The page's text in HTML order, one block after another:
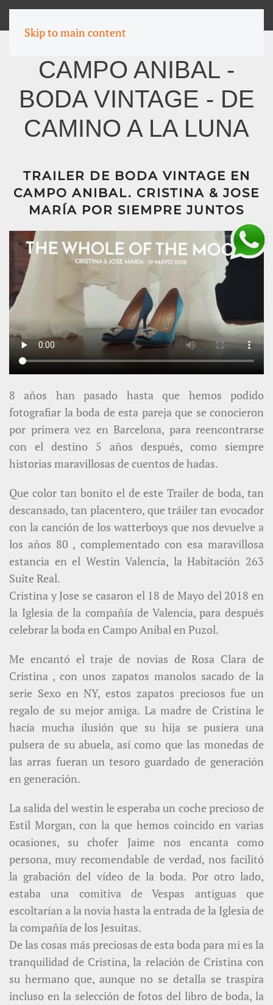
Skip to main content
CAMPO ANIBAL -
BODA VINTAGE - DE
CAMINO A LA LUNA
TRAILER DE BODA VINTAGE EN
CAMPO ANIBAL. CRISTINA & JOSE
MARÍA POR SIEMPRE JUNTOS
8 años han pasado hasta que hemos podido
fotografiar la boda de esta pareja que se conocieron
por primera vez en Barcelona, para reencontrarse
con el destino 5 años después, como siempre
historias maravillosas de cuentos de hadas.
Que color tan bonito el de este Trailer de boda, tan
descansado, tan placentero, que tráiler tan evocador
con la canción de los watterboys que nos devuelve a
los años 80 , complementado con esa maravillosa
estancia en el Westin Valencia, la Habitación 263
Suite Real.
Cristina y Jose se casaron el 18 de Mayo del 2018 en
la Iglesia de la compañía de Valencia, para después
celebrar la boda en Campo Anibal en Puzol.
Me encantó el traje de novias de Rosa Clara de
Cristina , con unos zapatos manolos sacado de la
serie Sexo en NY, estos zapatos preciosos fue un
regalo de su mejor amiga. La madre de Cristina le
hacía mucha ilusión que su hija se pusiera una
pulsera de su abuela, así como que las monedas de
las arras fueran un tesoro guardado de generación
en generación.
La salida del westin le esperaba un coche precioso de
Estil Morgan, con la que hemos coincido en varias
ocasiones, su chofer Jaime nos encanta como
persona, muy recomendable de verdad, nos facilitó
la grabación del vídeo de la boda. Por otro lado,
estaba una comitiva de Vespas antiguas que
escoltarían a la novia hasta la entrada de la Iglesia de
la compañía de los Jesuitas.
De las cosas más preciosas de esta boda para mi es la
tranquilidad de Cristina, la relación de Cristina con
su hermano que, aunque no se detalla se traspira
incluso en la selección de fotos del libro de boda, la